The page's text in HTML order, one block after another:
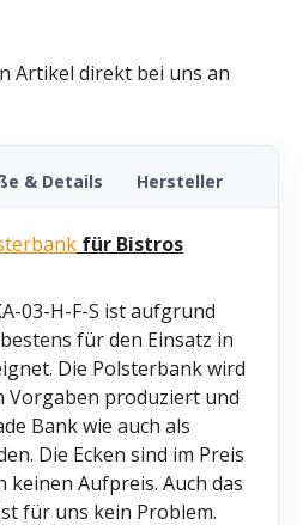
Artikel direkt bei uns an
& Details Hersteller
für Bistros
03-H-F-S ist aufgrund
für den Einsatz in
Die Polsterbank wird
Vorgaben produziert und
Bank wie auch als
Die Ecken sind im Preis
keinen Aufpreis. Auch das
für uns kein Problem.